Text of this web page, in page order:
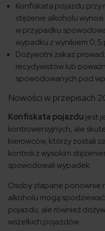
Konfiskata pojazdu przy
stężenie alkoholu
w przypadku
wypadku z wynikiem 0,5
Dożywotni zakaz
recydywistów lub
spowodowanych pod
Nowości w przepisach
Konfiskata pojazdu jest
kontrowersyjnych, ale
kierowców, którzy zostali
kontroli z wysokim
spowodowali wypadek.
Osoby złapane ponownie
alkoholu mogą
pojazdu, ale również
wszelkich pojazdów.